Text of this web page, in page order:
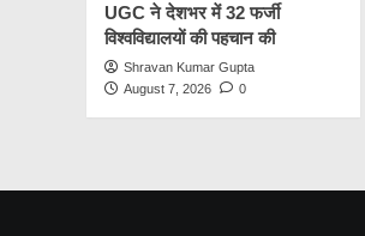
UGC ने देशभर में 32 फर्जी
विश्वविद्यालयों की पहचान की
Shravan Kumar Gupta
August 7, 2026
0